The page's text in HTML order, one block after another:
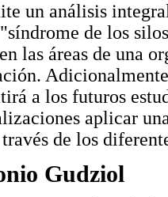
un análisis
de los
las áreas de una
a los futuros
aplicar
de los
Gudziol